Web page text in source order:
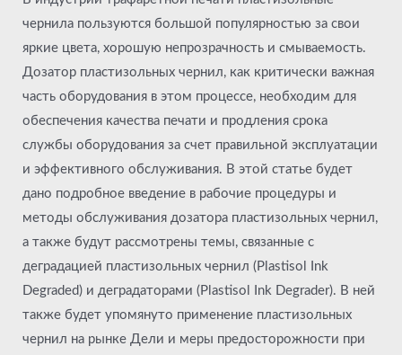
чернила пользуются большой популярностью за свои
яркие цвета, хорошую непрозрачность и смываемость.
Дозатор пластизольных чернил, как критически важная
часть оборудования в этом процессе, необходим для
обеспечения качества печати и продления срока
службы оборудования за счет правильной эксплуатации
и эффективного обслуживания. В этой статье будет
дано подробное введение в рабочие процедуры и
методы обслуживания дозатора пластизольных чернил,
а также будут рассмотрены темы, связанные с
деградацией пластизольных чернил (Plastisol Ink
Degraded) и деградаторами (Plastisol Ink Degrader). В ней
также будет упомянуто применение пластизольных
чернил на рынке Дели и меры предосторожности при